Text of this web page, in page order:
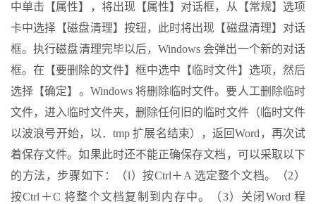
中单击【属性】，将出现【属性】对话框，从【常规】选项
卡中选择【磁盘清理】按钮，此时将出现【磁盘清理】对话
框。执行磁盘清理完毕以后，Windows 会弹出一个新的对话
框。在【要删除的文件】框中选中【临时文件】选项，然后
选择【确定】。Windows 将删除临时文件。要人工删除临时
文件，进入临时文件夹，删除任何旧的临时文件（临时文件
以波浪号开始，以．tmp 扩展名结束），返回Word，再次试
着保存文件。如果此时还不能正确保存文档，可以采取以下
的方法，步骤如下：（l）按Ctrl＋A 选定整个文档。（2）
按Ctrl＋C 将整个文档复制到内存中。（3）关闭Word 程